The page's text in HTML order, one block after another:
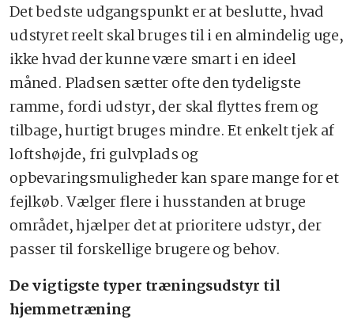
Det bedste udgangspunkt er at beslutte, hvad
udstyret reelt skal bruges til i en almindelig uge,
ikke hvad der kunne være smart i en ideel
måned. Pladsen sætter ofte den tydeligste
ramme, fordi udstyr, der skal flyttes frem og
tilbage, hurtigt bruges mindre. Et enkelt tjek af
loftshøjde, fri gulvplads og
opbevaringsmuligheder kan spare mange for et
fejlkøb. Vælger flere i husstanden at bruge
området, hjælper det at prioritere udstyr, der
passer til forskellige brugere og behov.
De vigtigste typer træningsudstyr til
hjemmetræning